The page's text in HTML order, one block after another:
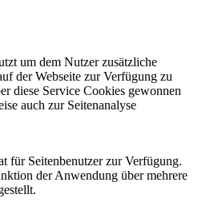
um dem Nutzer zusätzliche
der Webseite zur Verfügung zu
diese Service Cookies gewonnen
auch zur Seitenanalyse
für Seitenbenutzer zur Verfügung.
der Anwendung über mehrere